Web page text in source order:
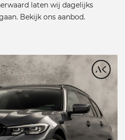
laten wij dagelijks
Bekijk ons aanbod.